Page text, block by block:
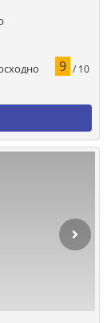
9 / 10